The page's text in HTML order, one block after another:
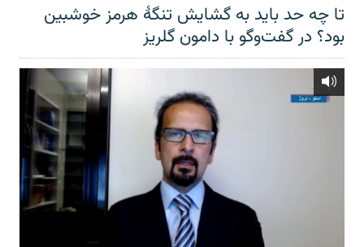
تا چه حد باید به گشایش تنگهٔ هرمز خوشبین
بود؟ در گفت‌وگو با دامون گلریز